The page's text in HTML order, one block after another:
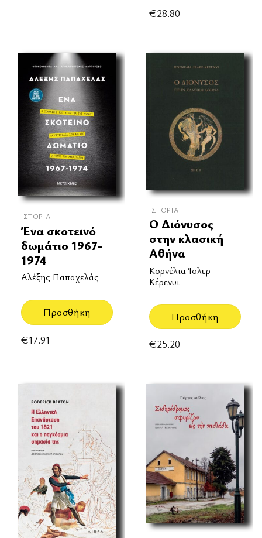
€28.80
ΙΣΤΟΡΊΑ
Ένα σκοτεινό
δωμάτιο 1967-
1974
Αλέξης Παπαχελάς
Προσθήκη
€17.91
ΙΣΤΟΡΊΑ
Ο Διόνυσος
στην κλασική
Αθήνα
Κορνέλια Ίσλερ-
Κέρενυι
Προσθήκη
€25.20